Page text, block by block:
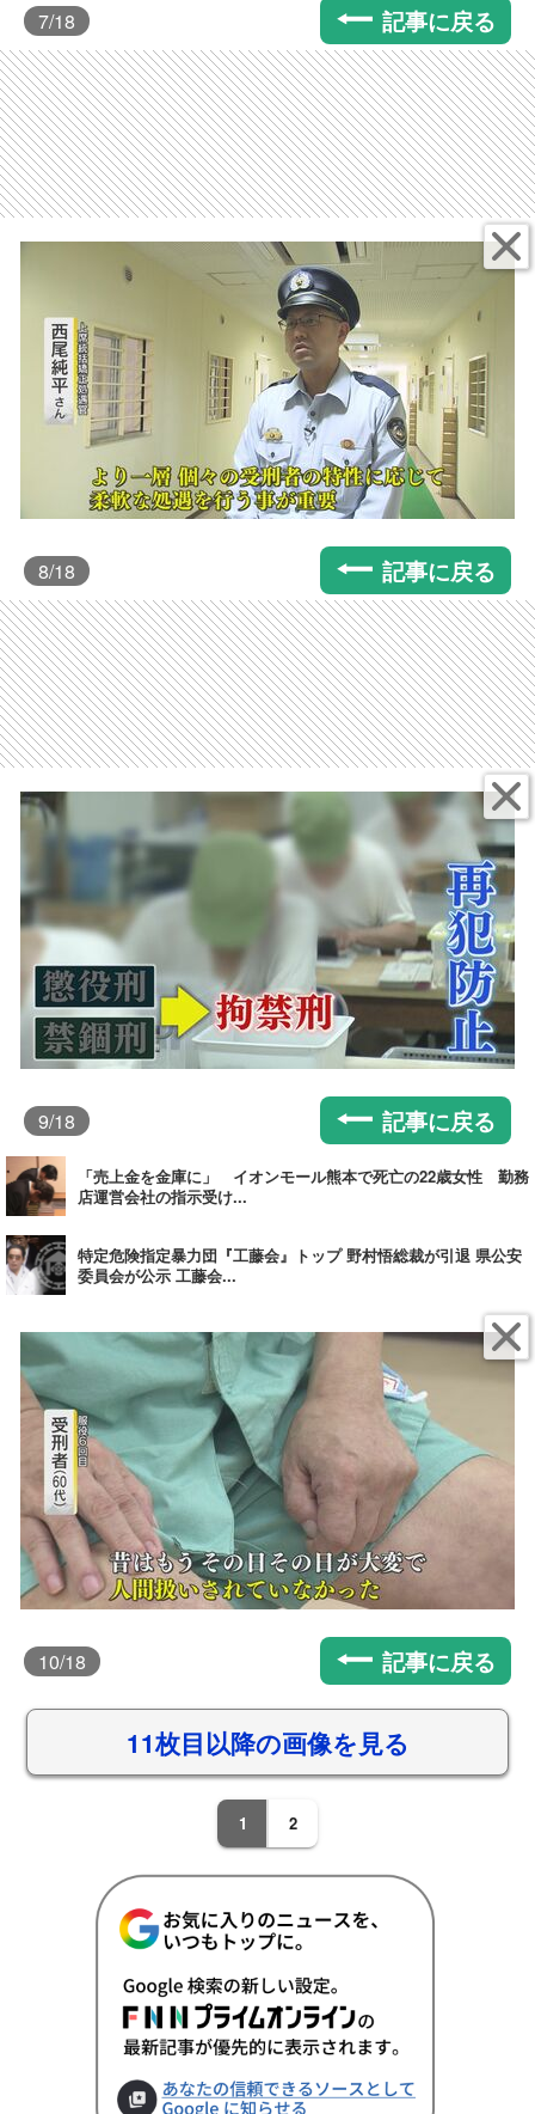
7/18 記事に戻る
8/18 記事に戻る
9/18 記事に戻る
「売上金を金庫に」 イオンモール熊本で死亡の22歳女性 勤務
店運営会社の指示受け...
特定危険指定暴力団『工藤会』トップ 野村悟総裁が引退 県公安
委員会が公示 工藤会...
10/18 記事に戻る
11枚目以降の画像を見る
1 2